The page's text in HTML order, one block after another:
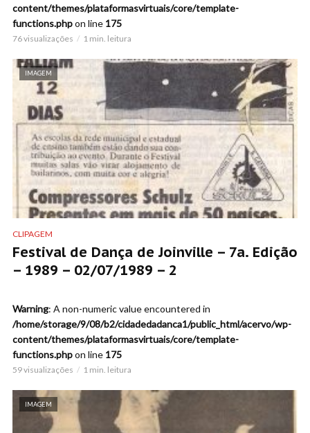
content/themes/plataformasvirtuais/core/template-
functions.phpon line 175
76 visualizações 1 min. leitura
IMAGEM
CLIPAGEM
Festival de Dança de Joinville – 7a. Edição
– 1989 – 02/07/1989 – 2
Warning: A non-numeric value encountered in
/home/storage/9/08/b2/cidadedadanca1/public_html/acervo/wp-
content/themes/plataformasvirtuais/core/template-
functions.phpon line 175
59 visualizações 1 min. leitura
IMAGEM